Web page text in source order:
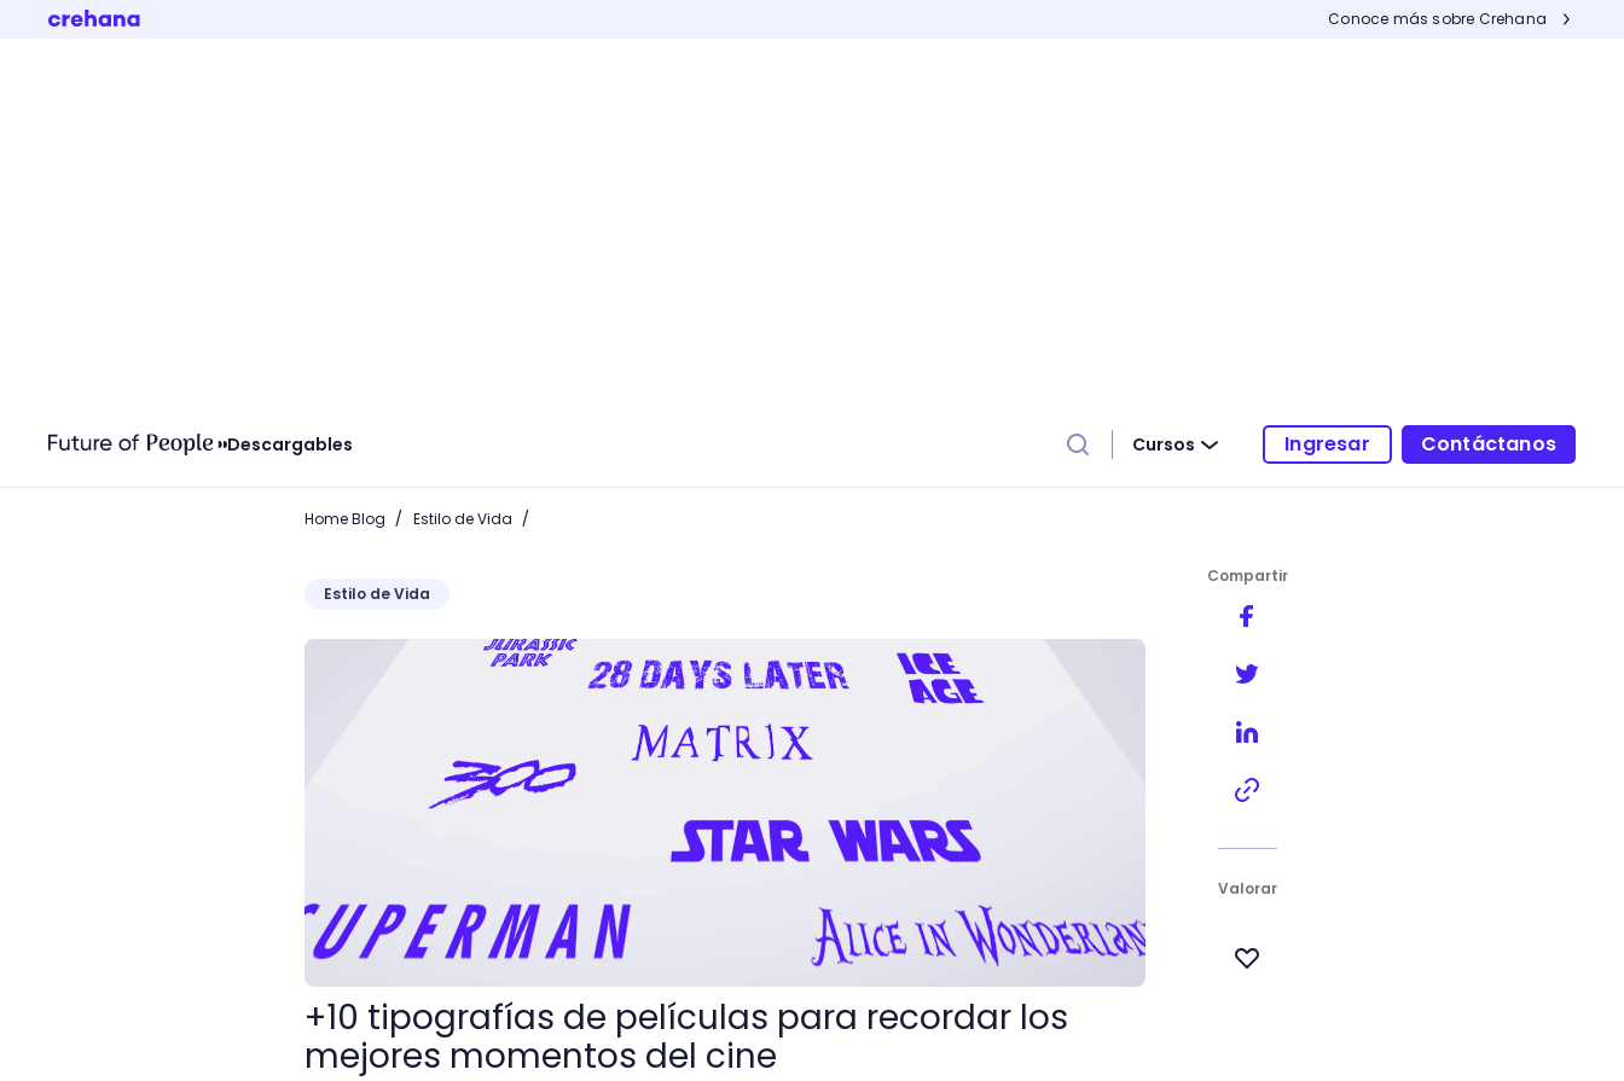
Conoce más sobre Crehana
Descargables Cursos Ingresar Contáctanos
Home Blog / Estilo de Vida /
Estilo de Vida
+10 tipografías de películas para recordar los mejores momentos del cine
+10 tipografías de películas para recordar los
mejores momentos del cine
Compartir
Valorar